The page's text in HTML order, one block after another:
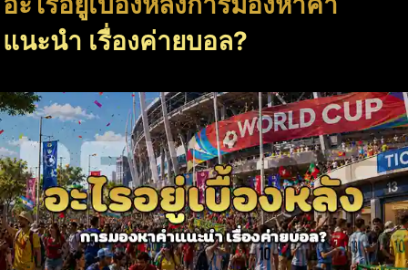
แนะนำ เรื่องค่ายบอล?